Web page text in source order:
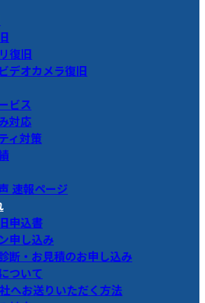
復旧
デオカメラ復旧
ビス
対応
ィ対策
速報ページ
申込書
申し込み
断・お見積のお申し込み
ついて
へお送りいただく方法